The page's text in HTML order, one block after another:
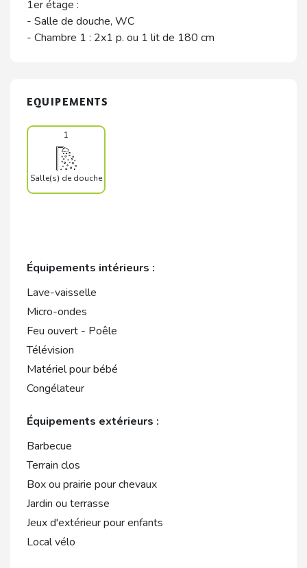
1er étage :
- Salle de douche, WC
- Chambre 1 : 2x1 p. ou 1 lit de 180 cm
EQUIPEMENTS
1
Salle(s) de douche
Équipements intérieurs :
Lave-vaisselle
Micro-ondes
Feu ouvert - Poêle
Télévision
Matériel pour bébé
Congélateur
Équipements extérieurs :
Barbecue
Terrain clos
Box ou prairie pour chevaux
Jardin ou terrasse
Jeux d'extérieur pour enfants
Local vélo